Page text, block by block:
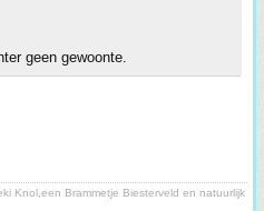
geen gewoonte.
Knol,een Brammetje Biesterveld en natuurlijk